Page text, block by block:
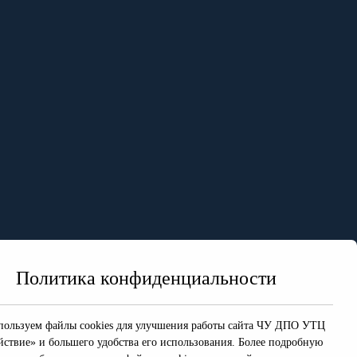
Политика конфиденциальности
файлы cookies для улучшения работы сайта ЧУ ДПО УТЦ
и большего удобства его использования. Более подробную